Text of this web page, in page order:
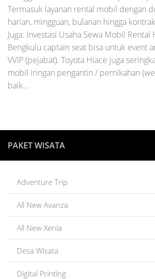
Termasuk layanan rental mobil dengan
harian, mingguan, bulanan hingga
Juga: Investasi Usaha Sewa Mobil Rental
Bengkulu captain seat bisa untuk event
VVIP (pejabat). Toyota Hiace juga
mobil iringan pengantin / pernikahan
baik...
PAKET WISATA
Adventure Trip
All New Avanza
All New Xenia
Desa Wisata
Digital Printing